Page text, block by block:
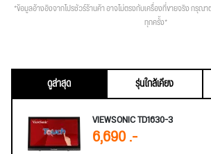
*ข้อมูลอ้างอิงจากโปรชัวร์ร้านค้า อาจไม่ตรงกับเครื่องที่ขายจริง กรุณ
ทุกครั้ง*
ดูล่าสุด รุ่นใกล้เคียง
VIEWSONIC TD1630-3
6,690 .-